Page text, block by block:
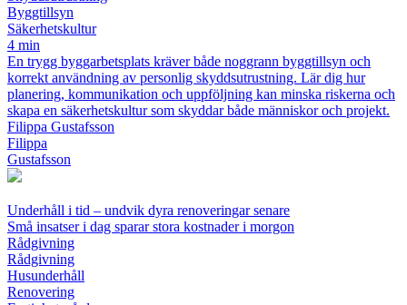
Byggtillsyn
Säkerhetskultur
4 min
En trygg byggarbetsplats kräver både noggrann byggtillsyn och
korrekt användning av personlig skyddsutrustning. Lär dig hur
planering, kommunikation och uppföljning kan minska riskerna och
skapa en säkerhetskultur som skyddar både människor och projekt.
Filippa Gustafsson
Filippa
Gustafsson
Underhåll i tid – undvik dyra renoveringar senare
Små insatser i dag sparar stora kostnader i morgon
Rådgivning
Rådgivning
Husunderhåll
Renovering